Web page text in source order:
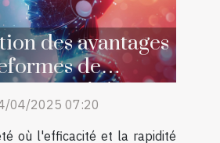
des avantages
de
automatisé en
04/2025 07:20
où l'efficacité et la rapidité